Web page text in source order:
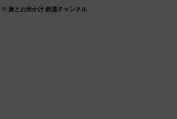
© 旅とお出かけ 鉄道チャンネル